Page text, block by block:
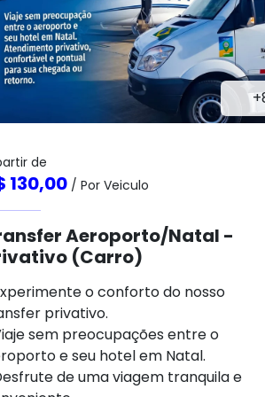
de
130,00 / Por Veiculo
Aeroporto/Natal -
(Carro)
o conforto do nosso
privativo.
sem preocupações entre o
e seu hotel em Natal.
de uma viagem tranquila e